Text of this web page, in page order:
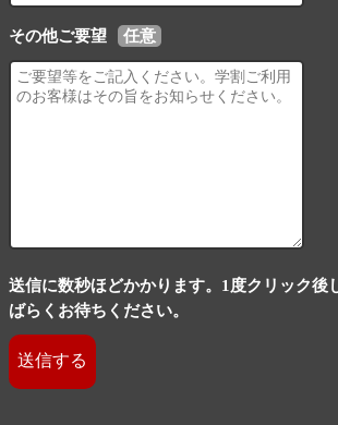
その他ご要望 任意
送信に数秒ほどかかります。1度クリック後
ばらくお待ちください。